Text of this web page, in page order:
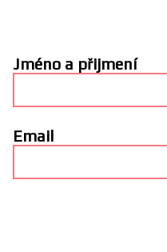
Jméno a přijmení
Email